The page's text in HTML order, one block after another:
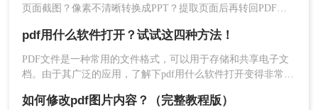
页面截图？像素不清晰转换成PPT？提取页面后再转回PDF太
快速提取PDF文档页面吧。
pdf用什么软件打开？试试这四种方法！
PDF文件是一种常用的文件格式，可以用于存储和共享电子文
档。由于其广泛的应用，了解下pdf用什么软件打开变得非常重
器、在线网站、使用Word文档等，并给出相应的操作指南。
如何修改pdf图片内容？（完整教程版）